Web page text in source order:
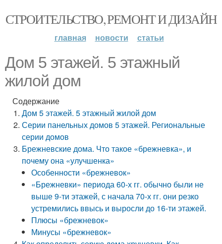
СТРОИТЕЛЬСТВО, РЕМОНТ И ДИЗАЙН
главная новости статьи
Дом 5 этажей. 5 этажный
жилой дом
Содержание
Дом 5 этажей. 5 этажный жилой дом
Серии панельных домов 5 этажей. Региональные
серии домов
Брежневские дома. Что такое «брежневка», и
почему она «улучшенка»
Особенности «брежневок»
«Брежневки» периода 60-х гг. обычно были не
выше 9-ти этажей, с начала 70-х гг. они резко
устремились ввысь и выросли до 16-ти этажей.
Плюсы «брежневок»
Минусы «брежневок»